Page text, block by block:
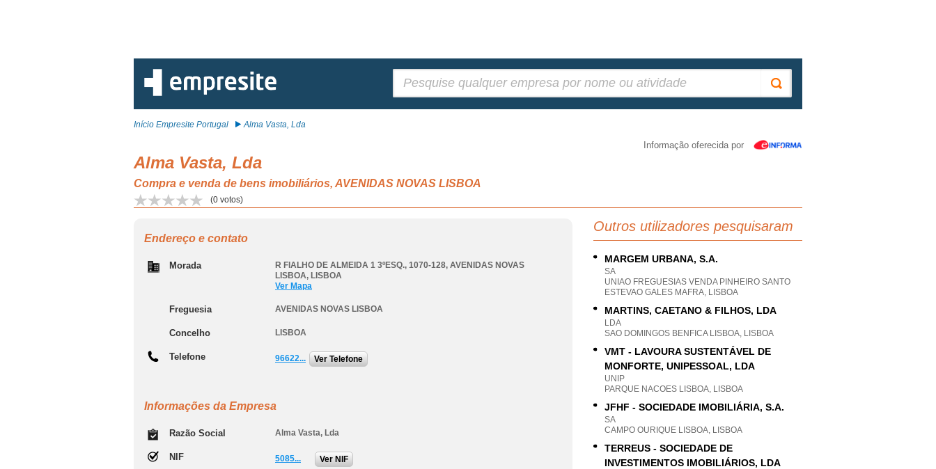
Início Empresite Portugal Alma Vasta, Lda
Informação oferecida por
Alma Vasta, Lda
Compra e venda de bens imobiliários, AVENIDAS NOVAS LISBOA
(0 votos)
Endereço e contato
Morada R FIALHO DE ALMEIDA 1 3ºESQ., 1070-128, AVENIDAS NOVAS
LISBOA, LISBOA
Ver Mapa
Freguesia AVENIDAS NOVAS LISBOA
Concelho LISBOA
Telefone 96622... Ver Telefone
Informações da Empresa
Razão Social Alma Vasta, Lda
NIF 5085... Ver NIF
Outros utilizadores pesquisaram
MARGEM URBANA, S.A.
SA
UNIAO FREGUESIAS VENDA PINHEIRO SANTO
ESTEVAO GALES MAFRA, LISBOA
MARTINS, CAETANO & FILHOS, LDA
LDA
SAO DOMINGOS BENFICA LISBOA, LISBOA
VMT - LAVOURA SUSTENTÁVEL DE
MONFORTE, UNIPESSOAL, LDA
UNIP
PARQUE NACOES LISBOA, LISBOA
JFHF - SOCIEDADE IMOBILIÁRIA, S.A.
SA
CAMPO OURIQUE LISBOA, LISBOA
TERREUS - SOCIEDADE DE
INVESTIMENTOS IMOBILIÁRIOS, LDA